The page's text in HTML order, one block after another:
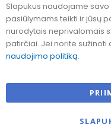
Slapukus naudojame
pasiūlymams teikti ir jūsų
nurodytais neprivalomais
patirčiai. Jei norite
naudojimo politiką.